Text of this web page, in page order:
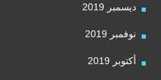
ديسمبر 2019
نوفمبر 2019
أكتوبر 2019